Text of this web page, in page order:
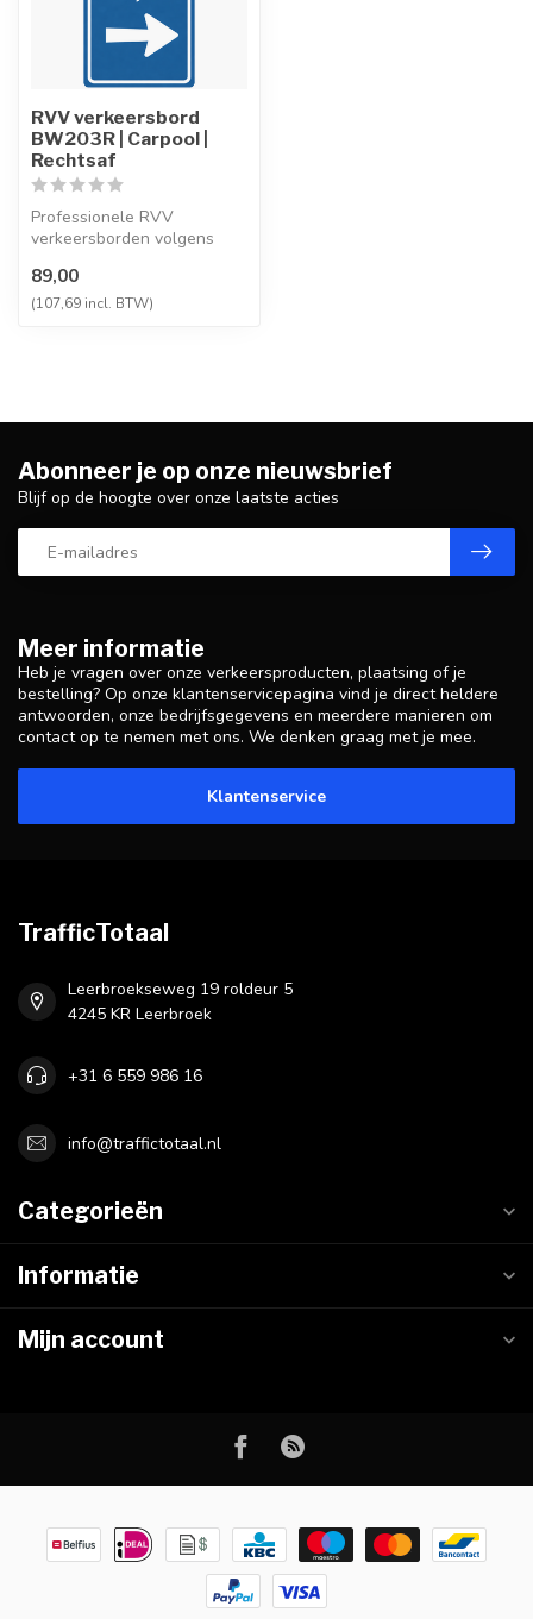
RVV verkeersbord
BW203R | Carpool |
Rechtsaf
Professionele RVV
verkeersborden volgens
vervaardigd uit hoogwaa...
89,00
(107,69 incl. BTW)
Meer informatie
Heb je vragen over onze verkeersproducten, plaatsing of je
bestelling? Op onze klantenservicepagina vind je direct heldere
antwoorden, onze bedrijfsgegevens en meerdere manieren om
contact op te nemen met ons. We denken graag met je mee.
Klantenservice
Abonneer je op onze nieuwsbrief
Blijf op de hoogte over onze laatste acties
TrafficTotaal
Leerbroekseweg 19 roldeur 5
4245 KR Leerbroek
+31 6 559 986 16
info@traffictotaal.nl
Categorieën
Informatie
Mijn account